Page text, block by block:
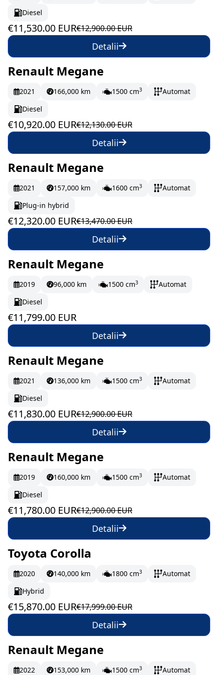
Diesel
€11,530.00 EUR€12,900.00 EUR
Detalii
În stoc 182 EUR/lună
Renault Megane
2021 166,000 km 1500 cm3
Automat
Diesel
€10,920.00 EUR€12,130.00 EUR
Detalii
În stoc 205.33 EUR/lună
Renault Megane
2021 157,000 km 1600 cm3
Automat
Plug-in hybrid
€12,320.00 EUR€13,470.00 EUR
Detalii
La comandă 196.65 EUR/lună
Renault Megane
2019 96,000 km 1500 cm3
Automat
Diesel
€11,799.00 EUR
Detalii
În stoc 197.17 EUR/lună
Renault Megane
2021 136,000 km 1500 cm3
Automat
Diesel
€11,830.00 EUR€12,900.00 EUR
Detalii
În stoc 196.33 EUR/lună
Renault Megane
2019 160,000 km 1500 cm3
Automat
Diesel
€11,780.00 EUR€12,900.00 EUR
Detalii
În stoc 264.5 EUR/lună
Toyota Corolla
2020 140,000 km 1800 cm3
Automat
Hybrid
€15,870.00 EUR€17,999.00 EUR
Detalii
În stoc 214.5 EUR/lună
Renault Megane
2022 153,000 km 1500 cm3
Automat